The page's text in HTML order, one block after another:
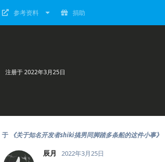
参考资料 捐助
注册于2022年3月25日
于 《关于知名开发者shiki搞男同脚踏多条船的这件小事》
辰月 2022年3月25日